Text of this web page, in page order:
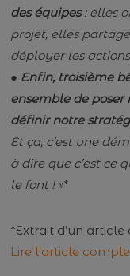
des équipes: elles
projet, elles
déployer les
● Enfin, troisième
ensemble de poser
définir notre
Et ça, c’est une
à dire que c’est ce
le font ! »*
*Extrait d’un
Lire l’article